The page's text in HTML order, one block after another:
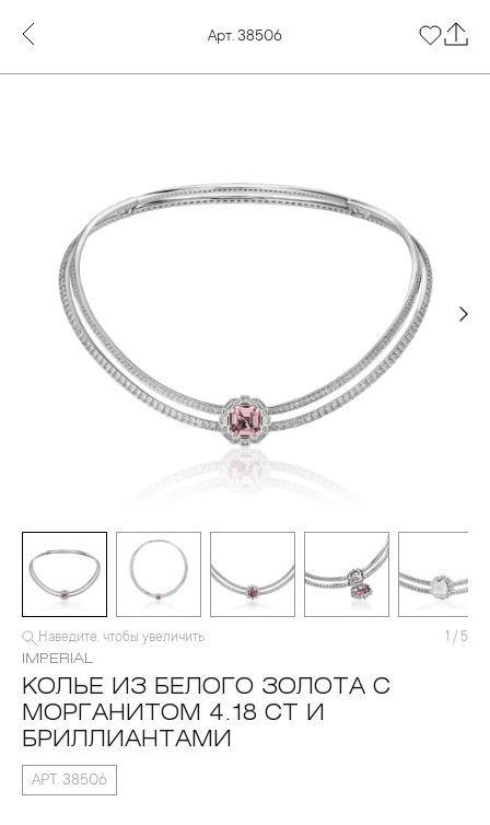
Арт. 38506
Наведите, чтобы увеличить 1 / 5
IMPERIAL
КОЛЬЕ ИЗ БЕЛОГО ЗОЛОТА С
МОРГАНИТОМ 4.18 CT И
БРИЛЛИАНТАМИ
АРТ. 38506